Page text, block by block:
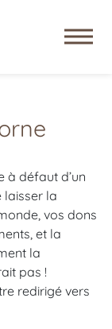
à défaut d’un
laisser la
vos dons
et la
la
pas !
redirigé vers